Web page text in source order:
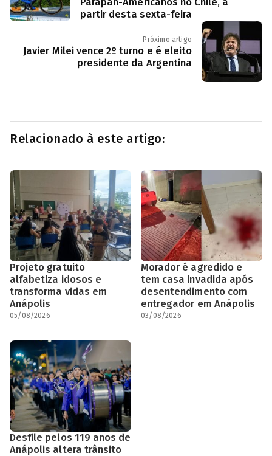
partir desta sexta-feira
Próximo artigo
Javier Milei vence 2º turno e é eleito
presidente da Argentina
Relacionado à este artigo:
Projeto gratuito
alfabetiza idosos e
transforma vidas em
Anápolis
05/08/2026
Morador é agredido e
tem casa invadida após
desentendimento com
entregador em Anápolis
03/08/2026
Desfile pelos 119 anos de
Anápolis altera trânsito